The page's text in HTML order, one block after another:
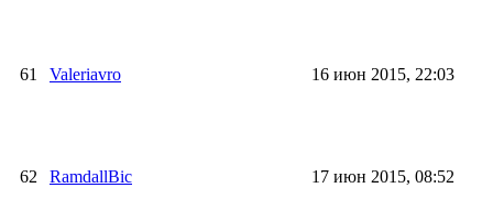
61 Valeriavro 16 июн 2015, 22:03
62 RamdallBic 17 июн 2015, 08:52